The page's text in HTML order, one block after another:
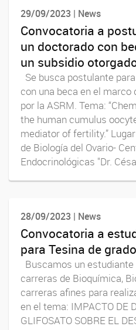
29/09/2023 | News
Convocatoria a
un doctorado con
un subsidio
Se busca postulante
con una beca en el marco
por la ASRM. Tema:
the human cumulus
mediator of fertility.”
de Biología del Ovario-
Endocrinológicas "Dr.
28/09/2023 | News
Convocatoria a
para Tesina de grado
Buscamos un estudiante
carreras de Bioquímica,
carreras afines para
en el tema: IMPACTO DE
GLIFOSATO SOBRE EL